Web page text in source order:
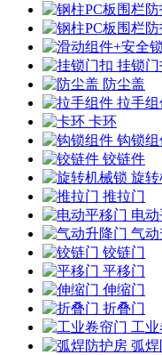
挂锁门
防尘盖
拉手组
卡环
钩锁组
铰链件
旋转
推拉门
电动
气动
铰链门
平移门
伸缩门
折叠门
工业
弧